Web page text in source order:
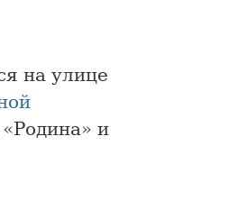
на улице
и